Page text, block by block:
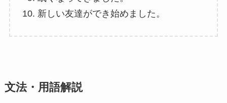
新しい友達ができ始めました。
文法・用語解説